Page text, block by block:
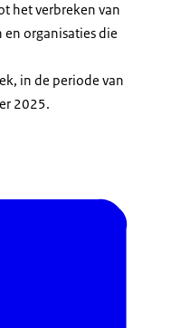
het verbreken van
organisaties die
in de periode van
2025.